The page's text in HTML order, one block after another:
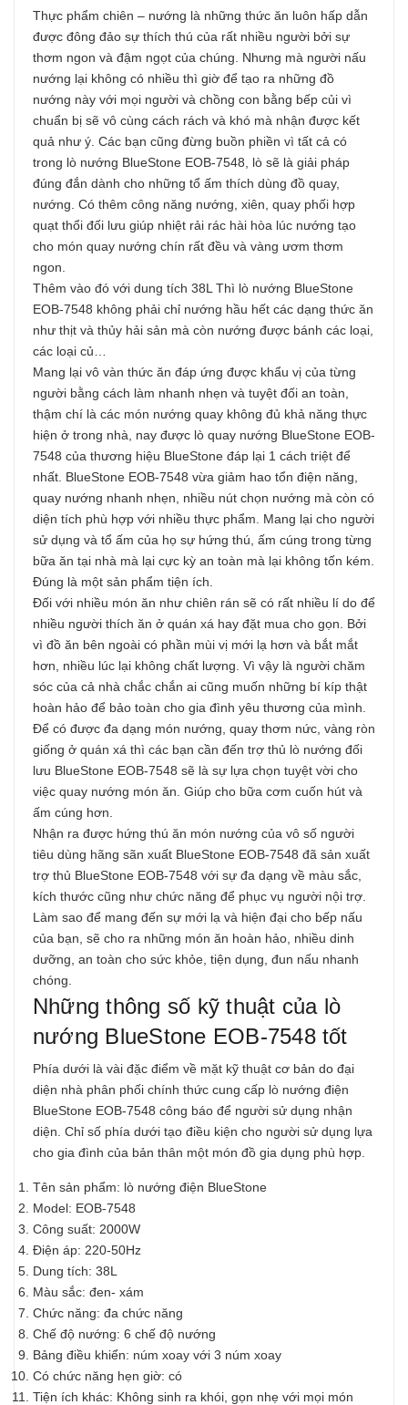
Thực phẩm chiên – nướng là những thức ăn luôn hấp dẫn
được đông đảo sự thích thú của rất nhiều người bởi sự
thơm ngon và đậm ngọt của chúng. Nhưng mà người nấu
nướng lại không có nhiều thì giờ để tạo ra những đồ
nướng này với mọi người và chồng con bằng bếp củi vì
chuẩn bị sẽ vô cùng cách rách và khó mà nhận được kết
quả như ý. Các bạn cũng đừng buồn phiền vì tất cả có
trong lò nướng BlueStone EOB-7548, lò sẽ là giải pháp
đúng đắn dành cho những tổ ấm thích dùng đồ quay,
nướng. Có thêm công năng nướng, xiên, quay phối hợp
quạt thổi đối lưu giúp nhiệt rải rác hài hòa lúc nướng tạo
cho món quay nướng chín rất đều và vàng ươm thơm
ngon.
Thêm vào đó với dung tích 38L Thì lò nướng BlueStone
EOB-7548 không phải chỉ nướng hầu hết các dạng thức ăn
như thịt và thủy hải sản mà còn nướng được bánh các loại,
các loại củ…
Mang lại vô vàn thức ăn đáp ứng được khẩu vị của từng
người bằng cách làm nhanh nhẹn và tuyệt đối an toàn,
thậm chí là các món nướng quay không đủ khả năng thực
hiện ở trong nhà, nay được lò quay nướng BlueStone EOB-
7548 của thương hiệu BlueStone đáp lại 1 cách triệt để
nhất. BlueStone EOB-7548 vừa giảm hao tổn điện năng,
quay nướng nhanh nhẹn, nhiều nút chọn nướng mà còn có
diện tích phù hợp với nhiều thực phẩm. Mang lại cho người
sử dụng và tổ ấm của họ sự hứng thú, ấm cúng trong từng
bữa ăn tại nhà mà lại cực kỳ an toàn mà lại không tốn kém.
Đúng là một sản phẩm tiện ích.
Đối với nhiều món ăn như chiên rán sẽ có rất nhiều lí do để
nhiều người thích ăn ở quán xá hay đặt mua cho gọn. Bởi
vì đồ ăn bên ngoài có phần mùi vị mới lạ hơn và bắt mắt
hơn, nhiều lúc lại không chất lượng. Vì vậy là người chăm
sóc của cả nhà chắc chắn ai cũng muốn những bí kíp thật
hoàn hảo để bảo toàn cho gia đình yêu thương của mình.
Để có được đa dạng món nướng, quay thơm nức, vàng ròn
giống ở quán xá thì các bạn cần đến trợ thủ lò nướng đối
lưu BlueStone EOB-7548 sẽ là sự lựa chọn tuyệt vời cho
việc quay nướng món ăn. Giúp cho bữa cơm cuốn hút và
ấm cúng hơn.
Nhận ra được hứng thú ăn món nướng của vô số người
tiêu dùng hãng sãn xuất BlueStone EOB-7548 đã sản xuất
trợ thủ BlueStone EOB-7548 với sự đa dạng về màu sắc,
kích thước cũng như chức năng để phục vụ người nội trợ.
Làm sao để mang đến sự mới lạ và hiện đại cho bếp nấu
của bạn, sẽ cho ra những món ăn hoàn hảo, nhiều dinh
dưỡng, an toàn cho sức khỏe, tiện dụng, đun nấu nhanh
chóng.
Những thông số kỹ thuật của lò
nướng BlueStone EOB-7548 tốt
Phía dưới là vài đặc điểm về mặt kỹ thuật cơ bản do đại
diện nhà phân phối chính thức cung cấp lò nướng điện
BlueStone EOB-7548 công báo để người sử dụng nhận
diện. Chỉ số phía dưới tạo điều kiện cho người sử dụng lựa
cho gia đình của bản thân một món đồ gia dụng phù hợp.
Tên sản phẩm: lò nướng điện BlueStone
Model: EOB-7548
Công suất: 2000W
Điện áp: 220-50Hz
Dung tích: 38L
Màu sắc: đen- xám
Chức năng: đa chức năng
Chế độ nướng: 6 chế độ nướng
Bảng điều khiển: núm xoay với 3 núm xoay
Có chức năng hẹn giờ: có
Tiện ích khác: Không sinh ra khói, gọn nhẹ với mọi món